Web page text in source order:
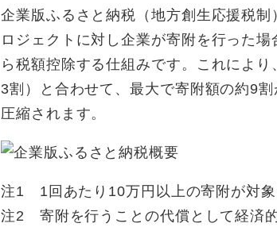
企業版ふるさと納税（地方創生応援税
ロジェクトに対し企業が寄附を行った
ら税額控除する仕組みです。これによ
3割）と合わせて、最大で寄附額の約9
圧縮されます。
注1 1回あたり10万円以上の寄附が対象
注2 寄附を行うことの代償として経済